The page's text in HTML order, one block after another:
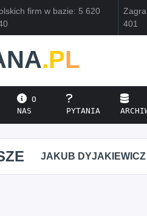
firm w bazie: 5 620
401
.PL
O
NAS
PYTANIA
JAKUB DYJAKIEWICZ